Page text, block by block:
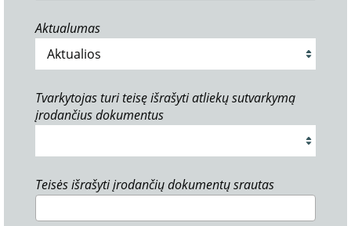
Aktualumas
Tvarkytojas turi teisę išrašyti atliekų sutvarkymą
įrodančius dokumentus
Teisės išrašyti įrodančių dokumentų srautas